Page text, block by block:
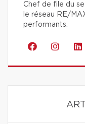
Chef de file du
le réseau RE/
performants.